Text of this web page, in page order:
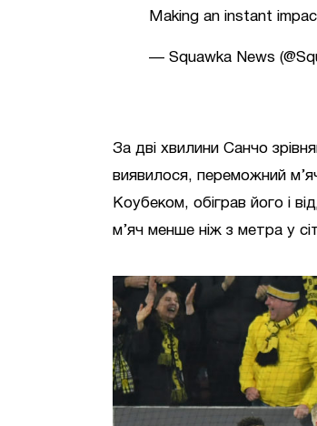
Making an instant
— Squawka News
За дві хвилини Санчо
виявилося, переможний
Коубеком, обіграв його і
м’яч менше ніж з метра у